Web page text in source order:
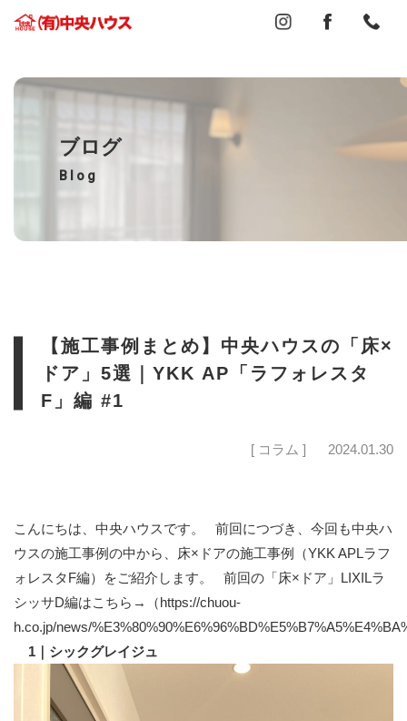
ブログ
Blog
【施工事例まとめ】中央ハウスの「床×
ドア」5選｜YKK AP「ラフォレスタ
F」編 #1
[ コラム ] 2024.01.30
こんにちは、中央ハウスです。 前回につづき、今回も中央ハ
ウスの施工事例の中から、床×ドアの施工事例（YKK APLラフ
ォレスタF編）をご紹介します。 前回の「床×ドア」LIXILラ
シッサD編はこちら→（https://chuou-
h.co.jp/news/
1｜シックグレイジュ